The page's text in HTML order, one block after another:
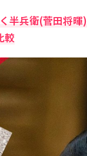
半兵衛(菅田将
較